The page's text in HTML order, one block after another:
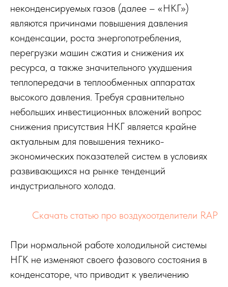
неконденсируемых газов (далее – «НКГ»)
являются причинами повышения давления
конденсации, роста энергопотребления,
перегрузки машин сжатия и снижения их
ресурса, а также значительного ухудшения
теплопередачи в теплообменных аппаратах
высокого давления. Требуя сравнительно
небольших инвестиционных вложений вопрос
снижения присутствия НКГ является крайне
актуальным для повышения технико-
экономических показателей систем в условиях
развивающихся на рынке тенденций
индустриального холода.
Скачать статью про воздухоотделители RAP
При нормальной работе холодильной системы
НГК не изменяют своего фазового состояния в
конденсаторе, что приводит к увеличению